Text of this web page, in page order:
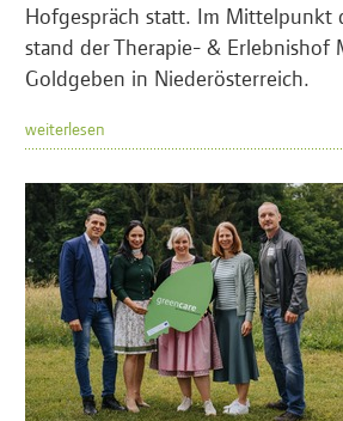
Hofgespräch statt. Im Mittelpunkt
stand der Therapie- & Erlebnishof
Goldgeben in Niederösterreich.
weiterlesen